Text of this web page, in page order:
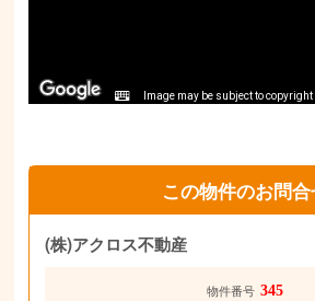
Image may be subject to copyright
この物件のお問合
(株)アクロス不動産
物件番号 345